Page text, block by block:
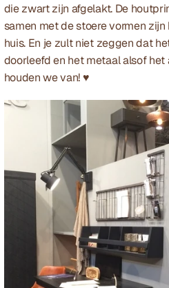
die zwart zijn afgelakt. De
samen met de stoere vormen
huis. En je zult niet zeggen dat
doorleefd en het metaal alsof het
houden we van! ♥